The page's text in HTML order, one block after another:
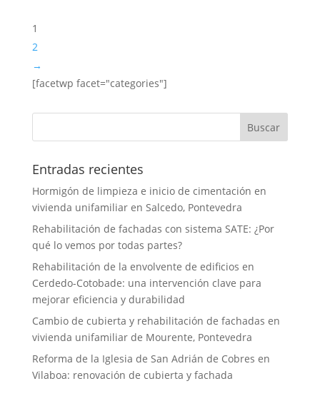
1
2
→
[facetwp facet="categories"]
Entradas recientes
Hormigón de limpieza e inicio de cimentación en
vivienda unifamiliar en Salcedo, Pontevedra
Rehabilitación de fachadas con sistema SATE: ¿Por
qué lo vemos por todas partes?
Rehabilitación de la envolvente de edificios en
Cerdedo-Cotobade: una intervención clave para
mejorar eficiencia y durabilidad
Cambio de cubierta y rehabilitación de fachadas en
vivienda unifamiliar de Mourente, Pontevedra
Reforma de la Iglesia de San Adrián de Cobres en
Vilaboa: renovación de cubierta y fachada